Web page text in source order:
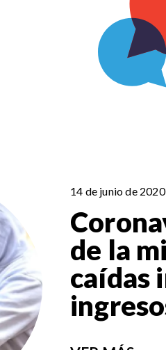
14 de junio de
de la
caídas